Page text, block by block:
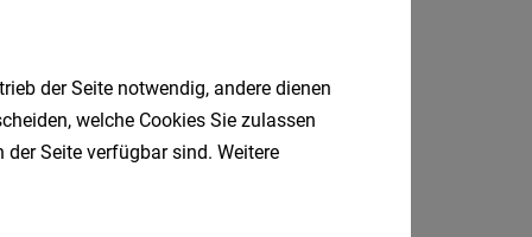
der Seite notwendig, andere dienen
welche Cookies Sie zulassen
Seite verfügbar sind. Weitere